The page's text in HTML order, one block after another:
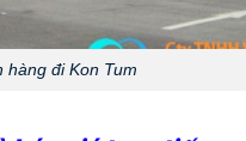
hàng đi Kon Tum